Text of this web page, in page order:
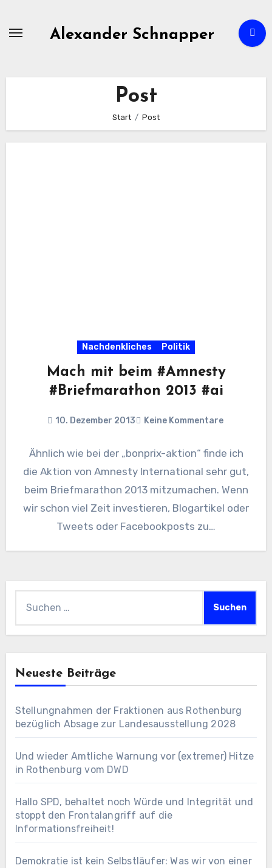
Alexander Schnapper
Post
Start Post
Nachdenkliches Politik
Mach mit beim #Amnesty
#Briefmarathon 2013 #ai
10. Dezember 2013 Keine Kommentare
Ähnlich wie bei der „bonprix-aktion“ finde ich
die Aktion von Amnesty International sehr gut,
beim Briefmarathon 2013 mitzumachen. Wenn
wir schon viel Zeit investieren, Blogartikel oder
Tweets oder Facebookposts zu…
Neueste Beiträge
Stellungnahmen der Fraktionen aus Rothenburg
bezüglich Absage zur Landesausstellung 2028
Und wieder Amtliche Warnung vor (extremer) Hitze
in Rothenburg vom DWD
Hallo SPD, behaltet noch Würde und Integrität und
stoppt den Frontalangriff auf die
Informationsfreiheit!
Demokratie ist kein Selbstläufer: Was wir von einer